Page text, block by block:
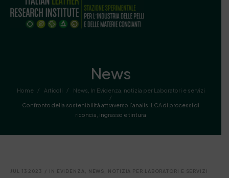
News
Home / Articoli / News In Evidenza notizia per Laboratori e servizi
/
Confronto della sostenibilità attraverso l’analisi LCA di processi di
riconcia, ingrasso e tintura
JUL 13 2023 / IN EVIDENZA, NEWS, NOTIZIA PER LABORATORI E SERVIZI